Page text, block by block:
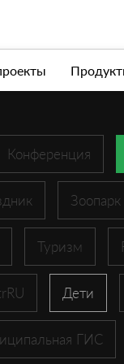
Конференция
Зоопарк
Туризм
Дети
ГИС